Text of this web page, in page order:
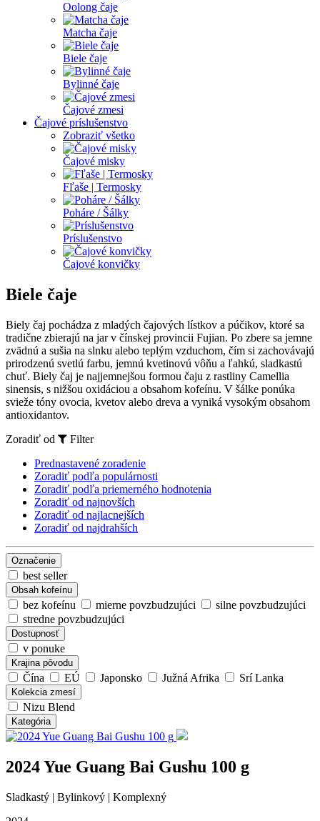
Oolong čaje
Matcha čaje
Biele čaje
Bylinné čaje
Čajové zmesi
Čajové príslušenstvo
Zobraziť všetko
Čajové misky
Fľaše | Termosky
Poháre / Šálky
Príslušenstvo
Čajové konvičky
Biele čaje
Biely čaj pochádza z mladých čajových lístkov a púčikov, ktoré sa
tradične zbierajú na jar v čínskej provincii Fujian. Po zbere sa jemne
zvädnú a sušia na slnku alebo teplým vzduchom, čím si zachovávajú
prirodzenú svetlú farbu, jemnú kvetinovú vôňu a ľahkú, sladkastú
chuť. Biely čaj je najjemnejšou formou čaju z rastliny Camellia
sinensis, s nižšou oxidáciou a obsahom kofeínu. V šálke ponúka
svieže tóny ovocia, kvetov alebo dreva a vyniká vysokým obsahom
antioxidantov.
Zoradiť od
Filter
Prednastavené zoradenie
Zoradiť podľa populárnosti
Zoradiť podľa priemerného hodnotenia
Zoradiť od najnovších
Zoradiť od najlacnejších
Zoradiť od najdrahších
Označenie
best seller
Obsah kofeínu
bez kofeínu mierne povzbudzujúci
silne povzbudzujúci
stredne povzbudzujúci
Dostupnosť
v ponuke
Krajina pôvodu
Čína EÚ Japonsko Južná Afrika Srí Lanka
Kolekcia zmesí
Nizu Blend
Kategória
2024 Yue Guang Bai Gushu 100 g
Sladkastý | Bylinkový | Komplexný